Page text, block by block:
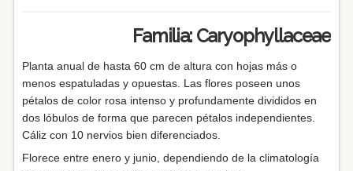
Familia: Caryophyllaceae
Planta anual de hasta 60 cm de altura con hojas más o
menos espatuladas y opuestas. Las flores poseen unos
pétalos de color rosa intenso y profundamente divididos en
dos lóbulos de forma que parecen pétalos independientes.
Cáliz con 10 nervios bien diferenciados.
Florece entre enero y junio, dependiendo de la climatología